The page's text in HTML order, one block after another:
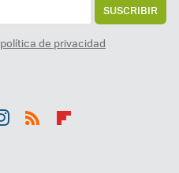
SUSCRIBIR
política de privacidad